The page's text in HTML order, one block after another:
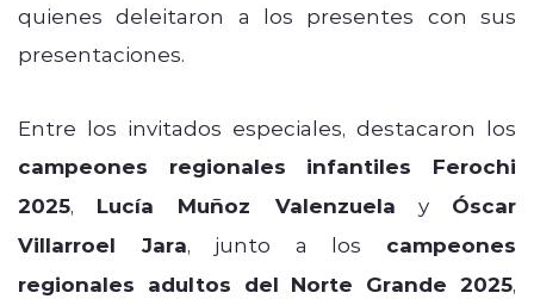
quienes deleitaron a los presentes con sus
presentaciones.
Entre los invitados especiales, destacaron los
campeones regionales infantiles Ferochi
2025, Lucía Muñoz Valenzuela y Óscar
Villarroel Jara, junto a los campeones
regionales adultos del Norte Grande 2025,